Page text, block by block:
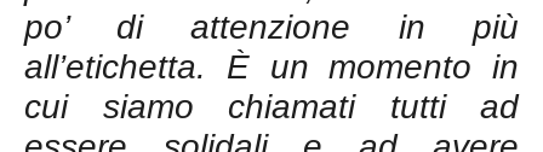
po’ di attenzione in più
all’etichetta. È un momento in
cui siamo chiamati tutti ad